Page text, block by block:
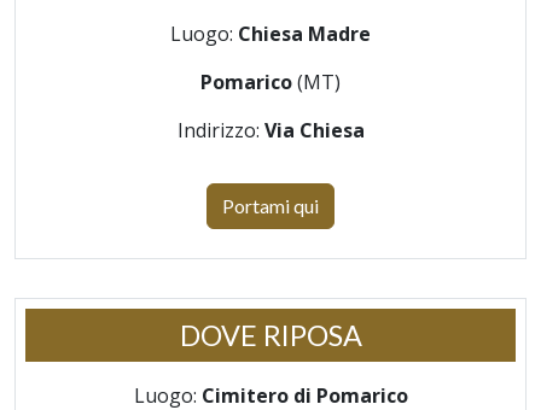
Luogo: Chiesa Madre
Pomarico(MT)
Indirizzo: Via Chiesa
Portami qui
DOVE RIPOSA
Luogo: Cimitero di Pomarico